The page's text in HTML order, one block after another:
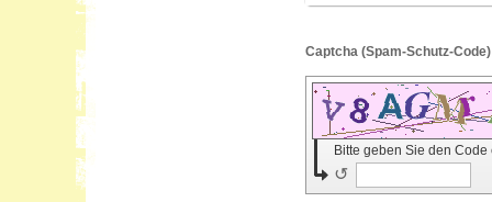
Bitte geben Sie den
↺